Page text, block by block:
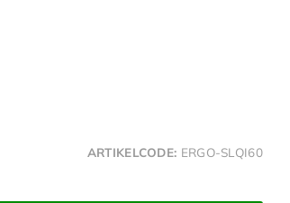
ARTIKELCODE: ERGO-SLQI60